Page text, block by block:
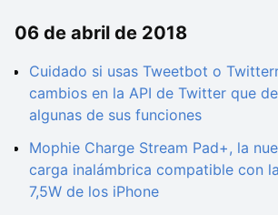
06 de abril de 2018
Cuidado si usas Tweetbot o
cambios en la API de Twitter que
algunas de sus funciones
Mophie Charge Stream Pad+, la
carga inalámbrica compatible con
7,5W de los iPhone